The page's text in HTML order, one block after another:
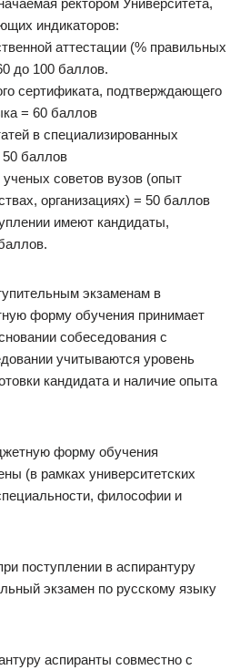
ректором Университета,
индикаторов:
аттестации (% правильных
до 100 баллов.
сертификата, подтверждающего
= 60 баллов
в специализированных
баллов
советов вузов (опыт
организациях) = 50 баллов
имеют кандидаты,
экзаменам в
форму обучения принимает
собеседования с
учитываются уровень
кандидата и наличие опыта
форму обучения
(в рамках университетских
философии и
поступлении в аспирантуру
экзамен по русскому языку
аспиранты совместно с